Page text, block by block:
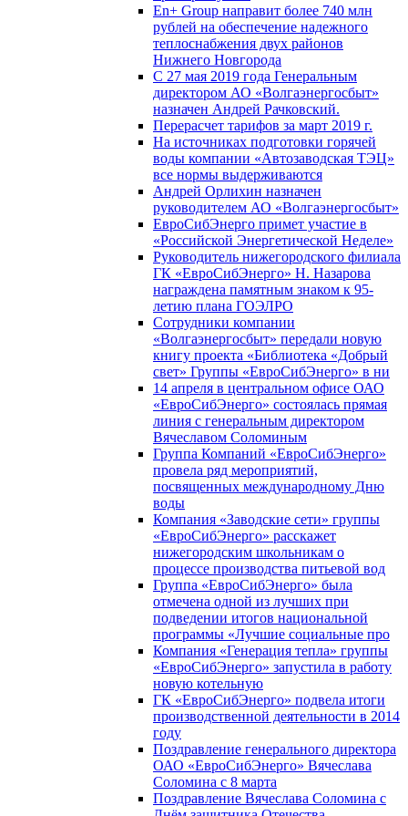
En+ Group направит более 740 млн
рублей на обеспечение надежного
теплоснабжения двух районов
Нижнего Новгорода
С 27 мая 2019 года Генеральным
директором АО «Волгаэнергосбыт»
назначен Андрей Рачковский.
Перерасчет тарифов за март 2019 г.
На источниках подготовки горячей
воды компании «Автозаводская ТЭЦ»
все нормы выдерживаются
Андрей Орлихин назначен
руководителем АО «Волгаэнергосбыт»
ЕвроСибЭнерго примет участие в
«Российской Энергетической Неделе»
Руководитель нижегородского филиала
ГК «ЕвроСибЭнерго» Н. Назарова
награждена памятным знаком к 95-
летию плана ГОЭЛРО
Сотрудники компании
«Волгаэнергосбыт» передали новую
книгу проекта «Библиотека «Добрый
свет» Группы «ЕвроСибЭнерго» в ни
14 апреля в центральном офисе ОАО
«ЕвроСибЭнерго» состоялась прямая
линия с генеральным директором
Вячеславом Соломиным
Группа Компаний «ЕвроСибЭнерго»
провела ряд мероприятий,
посвященных международному Дню
воды
Компания «Заводские сети» группы
«ЕвроСибЭнерго» расскажет
нижегородским школьникам о
процессе производства питьевой вод
Группа «ЕвроСибЭнерго» была
отмечена одной из лучших при
подведении итогов национальной
программы «Лучшие социальные про
Компания «Генерация тепла» группы
«ЕвроСибЭнерго» запустила в работу
новую котельную
ГК «ЕвроСибЭнерго» подвела итоги
производственной деятельности в 2014
году
Поздравление генерального директора
ОАО «ЕвроСибЭнерго» Вячеслава
Соломина с 8 марта
Поздравление Вячеслава Соломина с